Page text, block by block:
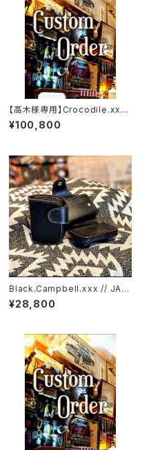
【高木様専用】Crocodile.xx
x."HIMARAYA".Edition// JAC
K.RIDE.SSW
¥100,800
Black.Campbell.xxx // JAC
K.RIDE.SSW
¥28,800